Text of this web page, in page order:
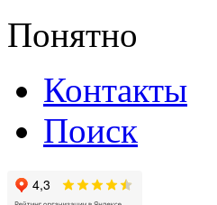
Понятно
Контакты
Поиск